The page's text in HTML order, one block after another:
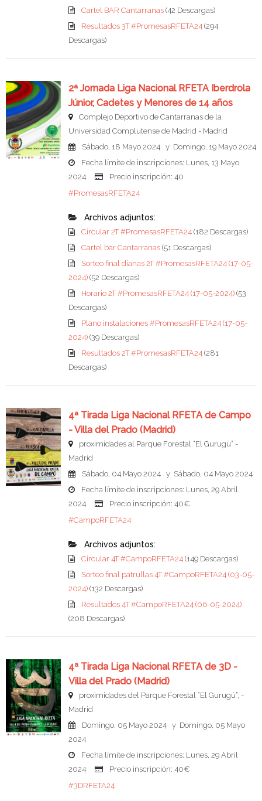
Cartel BAR Cantarranas (42 Descargas)
Resultados 3T #PromesasRFETA24 (294
Descargas)
2ª Jornada Liga Nacional RFETA Iberdrola
Júnior, Cadetes y Menores de 14 años
Complejo Deportivo de Cantarranas de la
Universidad Complutense de Madrid - Madrid
Sábado, 18 Mayo 2024 y Domingo, 19 Mayo 2024
Fecha límite de inscripciones: Lunes, 13 Mayo
2024
Precio inscripción: 40
#PromesasRFETA24
Archivos adjuntos:
Circular 2T #PromesasRFETA24 (182 Descargas)
Cartel bar Cantarranas (51 Descargas)
Sorteo final dianas 2T #PromesasRFETA24 (17-05-
2024) (52 Descargas)
Horario 2T #PromesasRFETA24 (17-05-2024) (53
Descargas)
Plano instalaciones #PromesasRFETA24 (17-05-
2024) (39 Descargas)
Resultados 2T #PromesasRFETA24 (281
Descargas)
4ª Tirada Liga Nacional RFETA de Campo
- Villa del Prado (Madrid)
proximidades al Parque Forestal “El Gurugú” -
Madrid
Sábado, 04 Mayo 2024 y Sábado, 04 Mayo 2024
Fecha límite de inscripciones: Lunes, 29 Abril
2024
Precio inscripción: 40€
#CampoRFETA24
Archivos adjuntos:
Circular 4T #CampoRFETA24 (149 Descargas)
Sorteo final patrullas 4T #CampoRFETA24 (03-05-
2024) (132 Descargas)
Resultados 4T #CampoRFETA24 (06-05-2024)
(208 Descargas)
4ª Tirada Liga Nacional RFETA de 3D -
Villa del Prado (Madrid)
proximidades del Parque Forestal “El Gurugú”, -
Madrid
Domingo, 05 Mayo 2024 y Domingo, 05 Mayo
2024
Fecha límite de inscripciones: Lunes, 29 Abril
2024
Precio inscripción: 40€
#3DRFETA24